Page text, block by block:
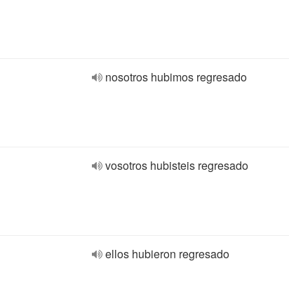
nosotros hubimos regresado
vosotros hubisteis regresado
ellos hubieron regresado